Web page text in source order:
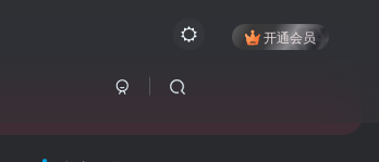
开通会员